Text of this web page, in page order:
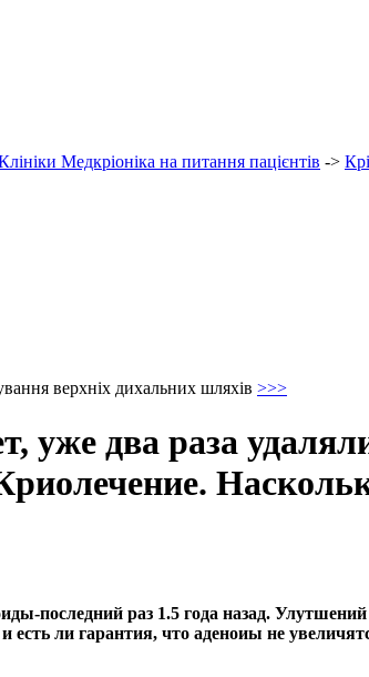
Медкріоніка на питання пацієнтів ->
верхніх дихальних шляхів >>>
уже два раза
последний раз 1.5 года назад.
ли гарантия, что аденоиы не